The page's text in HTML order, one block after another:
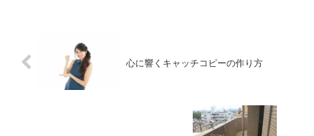
心に響くキャッチコピーの作り方